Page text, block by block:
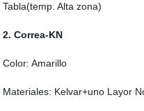
Tabla(temp. Alta zona)
2. Correa-KN
Color: Amarillo
Materiales: Kelvar+uno Layor